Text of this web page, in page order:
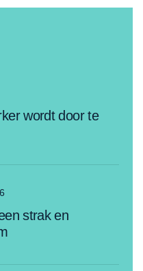
wordt door te
strak en